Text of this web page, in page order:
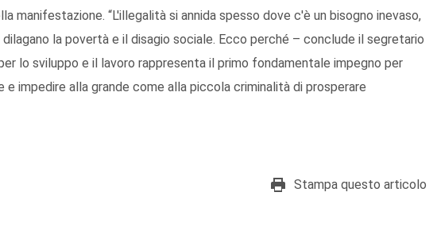
manifestazione. “L'illegalità si annida spesso dove c'è un bisogno inevaso,
la povertà e il disagio sociale. Ecco perché – conclude il segretario
lo sviluppo e il lavoro rappresenta il primo fondamentale impegno per
impedire alla grande come alla piccola criminalità di prosperare
Stampa questo articolo